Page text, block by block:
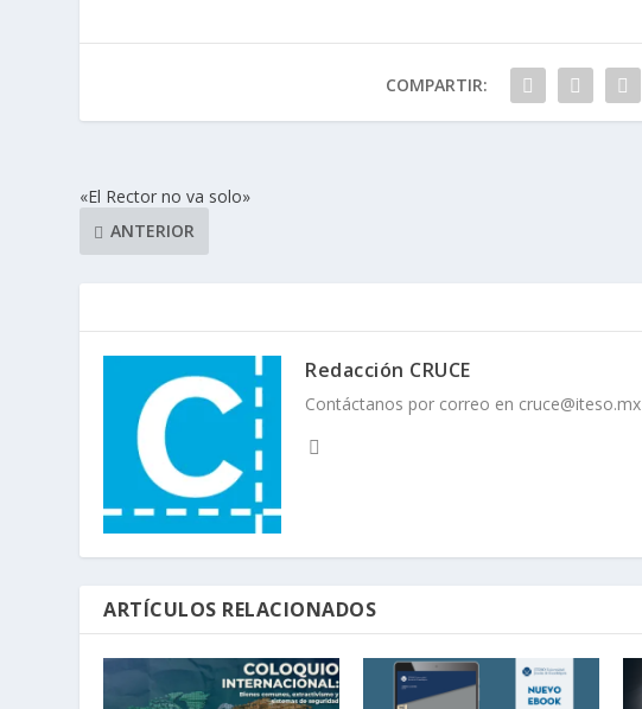
COMPARTIR:
«El Rector no va solo»
ANTERIOR
Redacción CRUCE
Contáctanos por correo en cruce@iteso.mx
ARTÍCULOS RELACIONADOS